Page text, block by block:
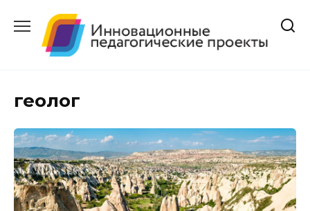
содержанию
геолог